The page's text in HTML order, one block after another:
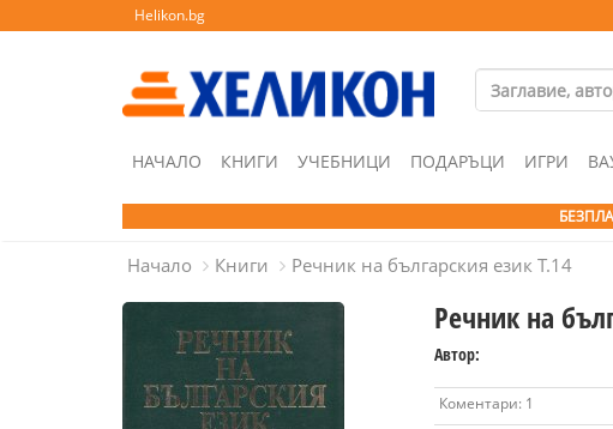
Helikon.bg
НАЧАЛО КНИГИ УЧЕБНИЦИ ПОДАРЪЦИ ИГРИ
Начало Книги Речник на българския език Т.14
Речник на
Автор:
Коментари: 1